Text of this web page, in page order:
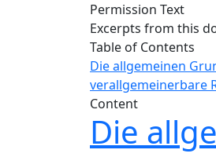
Permission Text
Excerpts from this
Table of Contents
Die allgemeinen
verallgemeinerbare
Content
Die